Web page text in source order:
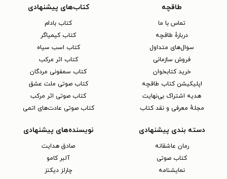
طاقچه
تماس با ما
دربارهٔ طاقچه
سوال‌های متداول
فروش سازمانی
خرید کتابخوان
اپلیکیشن کتاب طاقچه
هدیه اشتراک بی‌نهایت
مجلهٔ معرفی و نقد کتاب
کتاب‌های پیشنهادی
کتاب بادام
کتاب کیمیاگر
کتاب اسب سیاه
کتاب اثر مرکب
کتاب سمفونی مردگان
کتاب صوتی ملت عشق
کتاب صوتی اثر مرکب
کتاب صوتی عادت‌های اتمی
دسته بندی پیشنهادی
رمان عاشقانه
کتاب‌ صوتی
نمایشنامه
نویسنده‌های پیشنهادی
صادق هدایت
آلبر کامو
چارلز دیکنز